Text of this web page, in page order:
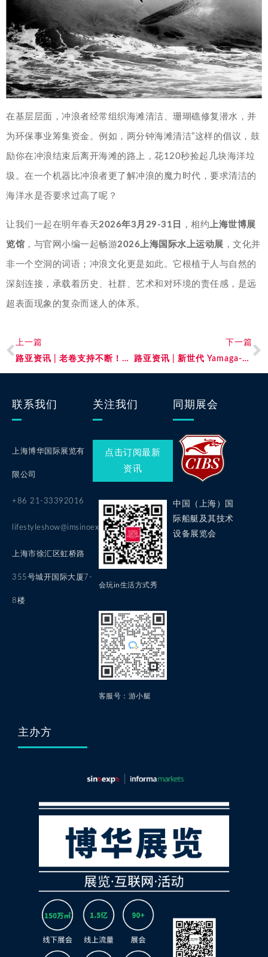
在基层层面，冲浪者经常组织海滩清洁、珊瑚礁修复潜水，并
为环保事业筹集资金。例如，两分钟海滩清洁”这样的倡议，鼓
励你在冲浪结束后离开海滩的路上，花120秒捡起几块海洋垃
圾。在一个机器比冲浪者更了解冲浪的魔力时代，要求清洁的
海洋水是否要求过高了呢？
让我们一起在明年春天2026年3月29-31日 ，相约上海世博展
览馆 ，与官网小编一起畅游2026上海国际水上运动展 ，文化并
非一个空洞的词语；冲浪文化更是如此。它根植于人与自然的
深刻连接，承载着历史、社群、艺术和对环境的责任感，是远
超表面现象的复杂而迷人的体系。
上一篇
路亚资讯 | 老卷支持不断！Avail 老款01CNQ50/51 Narrowcast Spool改装套件
下一篇
路亚资讯 | 新世代 Yamaga-Blanks 25 New Ballistick 海鲈多用途竿
联系我们
上海博华国际展览有
限公司
+86 21-33392016
lifestyleshow@imsinoexpo.com
上海市徐汇区虹桥路
355号城开国际大厦7-
8楼
关注我们
点击订阅最新
资讯
会玩in生活方式秀
客服号：游小艇
同期展会
中国（上海）国
际船艇及其技术
设备展览会
主办方